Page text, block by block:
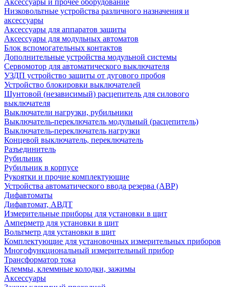
Аксессуары и прочее оборудование
Низковольтные устройства различного назначения и
аксессуары
Аксессуары для аппаратов защиты
Аксессуары для модульных автоматов
Блок вспомогательных контактов
Дополнительные устройства модульной системы
Сервомотор для автоматического выключателя
УЗДП устройство защиты от дугового пробоя
Устройство блокировки выключателей
Шунтовой (независимый) расцепитель для силового
выключателя
Выключатели нагрузки, рубильники
Выключатель-переключатель модульный (расцепитель)
Выключатель-переключатель нагрузки
Концевой выключатель, переключатель
Разъединитель
Рубильник
Рубильник в корпусе
Рукоятки и прочие комплектующие
Устройства автоматического ввода резерва (АВР)
Дифавтоматы
Дифавтомат, АВДТ
Измерительные приборы для установки в щит
Амперметр для установки в щит
Вольтметр для установки в щит
Комплектующие для установочных измерительных приборов
Многофункциональный измерительный прибор
Трансформатор тока
Клеммы, клеммные колодки, зажимы
Аксессуары